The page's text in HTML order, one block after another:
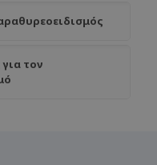
τον